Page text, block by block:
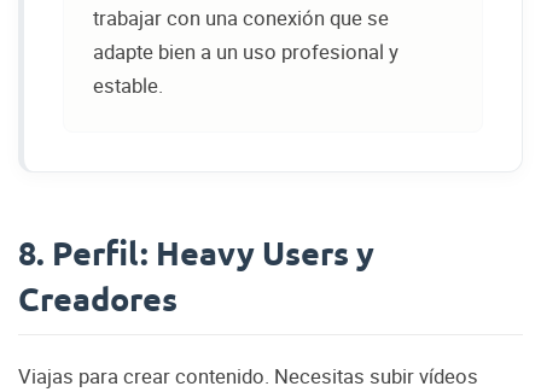
trabajar con una conexión que se
adapte bien a un uso profesional y
estable.
8. Perfil: Heavy Users y
Creadores
Viajas para crear contenido. Necesitas subir vídeos